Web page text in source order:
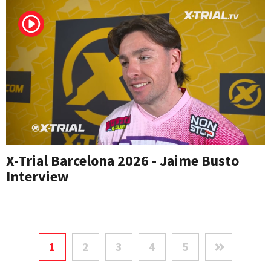
X-Trial Barcelona 2026 - Jaime Busto
Interview
1 2 3 4 5